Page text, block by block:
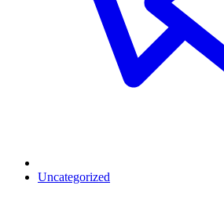
Uncategorized